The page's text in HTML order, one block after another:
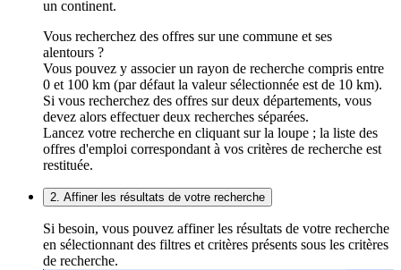
un continent.
Vous recherchez des offres sur une commune et ses
alentours ?
Vous pouvez y associer un rayon de recherche compris entre
0 et 100 km (par défaut la valeur sélectionnée est de 10 km).
Si vous recherchez des offres sur deux départements, vous
devez alors effectuer deux recherches séparées.
Lancez votre recherche en cliquant sur la loupe ; la liste des
offres d'emploi correspondant à vos critères de recherche est
restituée.
2. Affiner les résultats de votre recherche
Si besoin, vous pouvez affiner les résultats de votre recherche
en sélectionnant des filtres et critères présents sous les critères
de recherche.